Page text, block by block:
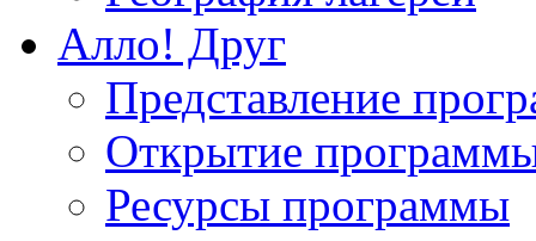
Алло! Друг
Представление
Открытие
Ресурсы программы